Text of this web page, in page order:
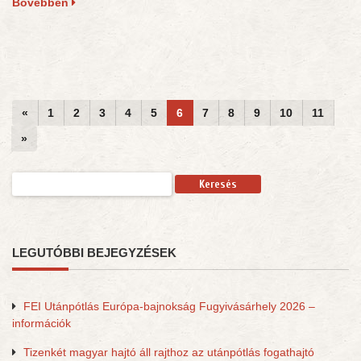
« 1 2 3 4 5 6 7 8 9 10
11
»
LEGUTÓBBI BEJEGYZÉSEK
FEI Utánpótlás Európa-bajnokság Fugyivásárhely 2026 –
információk
Tizenkét magyar hajtó áll rajthoz az utánpótlás fogathajtó